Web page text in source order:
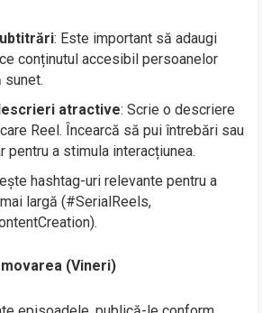
: Este important să adaugi
conținutul accesibil persoanelor
sunet.
atractive: Scrie o descriere
Reel. Încearcă să pui întrebări sau
pentru a stimula interacțiunea.
hashtag-uri relevante pentru a
largă (#SerialReels,
(Vineri)